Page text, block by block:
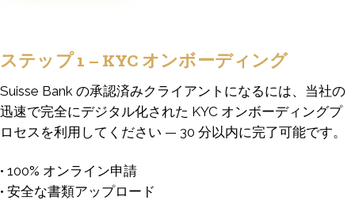
ステップ 1 – KYC オンボーディング
Suisse Bank の承認済みクライアントになるには、当社の
迅速で完全にデジタル化された KYC オンボーディングプ
ロセスを利用してください — 30 分以内に完了可能です。
• 100% オンライン申請
• 安全な書類アップロード